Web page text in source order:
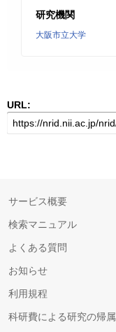
研究機関
大阪市立大学
URL:
サービス概要
検索マニュアル
よくある質問
お知らせ
利用規程
科研費による研究の帰属